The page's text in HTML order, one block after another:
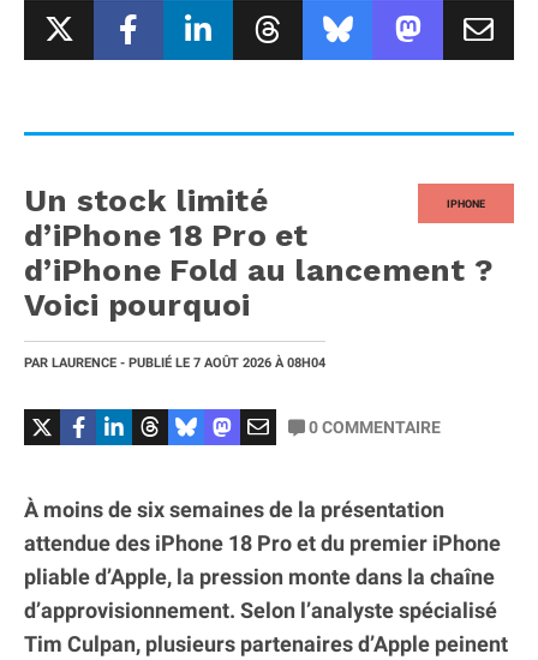
IPHONE
Un stock limité
d’iPhone 18 Pro et
d’iPhone Fold au lancement ?
Voici pourquoi
PAR LAURENCE - PUBLIÉ LE 7 AOÛT 2026 À 08H04
0COMMENTAIRE
À moins de six semaines de la présentation
attendue des iPhone 18 Pro et du premier iPhone
pliable d’Apple, la pression monte dans la chaîne
d’approvisionnement. Selon l’analyste spécialisé
Tim Culpan, plusieurs partenaires d’Apple peinent